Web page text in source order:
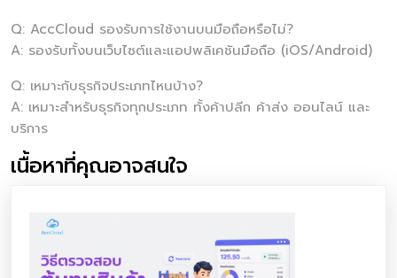
Q: AccCloud รองรับการใช้งานบนมือถือหรือไม่?
A: รองรับทั้งบนเว็บไซต์และแอปพลิเคชันมือถือ (iOS/Android)
Q: เหมาะกับธุรกิจประเภทไหนบ้าง?
A: เหมาะสำหรับธุรกิจทุกประเภท ทั้งค้าปลีก ค้าส่ง ออนไลน์ และ
บริการ
เนื้อหาที่คุณอาจสนใจ